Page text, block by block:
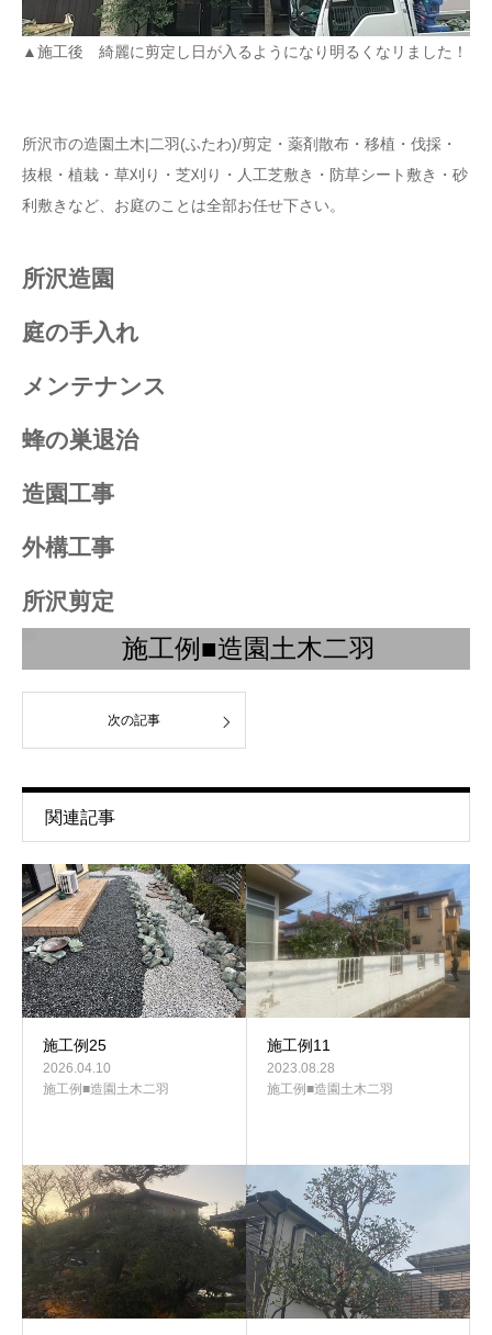
▲施工後 綺麗に剪定し日が入るようになり明るくなリました！
所沢市の造園土木|二羽(ふたわ)/剪定・薬剤散布・移植・伐採・
抜根・植栽・草刈り・芝刈り・人工芝敷き・防草シート敷き・砂
利敷きなど、お庭のことは全部お任せ下さい。
所沢造園
庭の手入れ
メンテナンス
蜂の巣退治
造園工事
外構工事
所沢剪定
施工例■造園土木二羽
次の記事
関連記事
施工例25
2026.04.10
施工例■造園土木二羽
施工例11
2023.08.28
施工例■造園土木二羽